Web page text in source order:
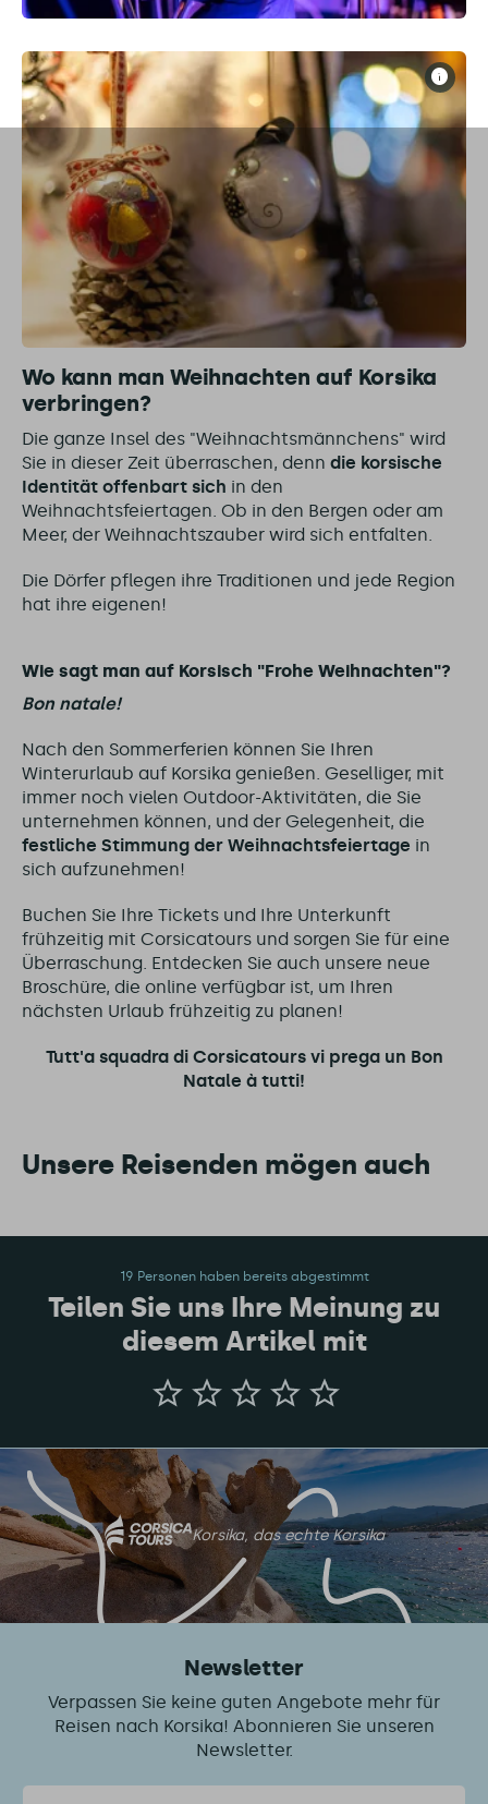
Wo kann man Weihnachten auf Korsika
verbringen?
Die ganze Insel des "Weihnachtsmännchens" wird
Sie in dieser Zeit überraschen, denn die korsische
Identität offenbart sich in den
Weihnachtsfeiertagen. Ob in den Bergen oder am
Meer, der Weihnachtszauber wird sich entfalten.
Die Dörfer pflegen ihre Traditionen und jede Region
hat ihre eigenen!
Wie sagt man auf Korsisch "Frohe Weihnachten"?
Bon natale!
Nach den Sommerferien können Sie Ihren
Winterurlaub auf Korsika genießen. Geselliger, mit
immer noch vielen Outdoor-Aktivitäten, die Sie
unternehmen können, und der Gelegenheit, die
festliche Stimmung der Weihnachtsfeiertage in
sich aufzunehmen!
Buchen Sie Ihre Tickets und Ihre Unterkunft
frühzeitig mit Corsicatours und sorgen Sie für eine
Überraschung. Entdecken Sie auch unsere neue
Broschüre, die online verfügbar ist, um Ihren
nächsten Urlaub frühzeitig zu planen!
Tutt'a squadra di Corsicatours vi prega un Bon
Natale à tutti!
Unsere Reisenden mögen auch
19 Personen haben bereits abgestimmt
Teilen Sie uns Ihre Meinung zu
diesem Artikel mit
Teilen
Sie
Meinung
zu
diesem
Artikel
mit
Korsika, das echte Korsika
Newsletter
Verpassen Sie keine guten Angebote mehr für
Reisen nach Korsika! Abonnieren Sie unseren
Newsletter.
Email